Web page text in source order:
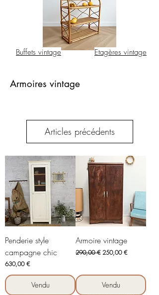
Buffets vintage Etagères vintage
Armoires vintage
Articles précédents
Penderie style
campagne chic
Prix
630,00 €
Vendu
Armoire vintage
Prix original
290,00 € Prix promotionnel
250,00 €
Vendu